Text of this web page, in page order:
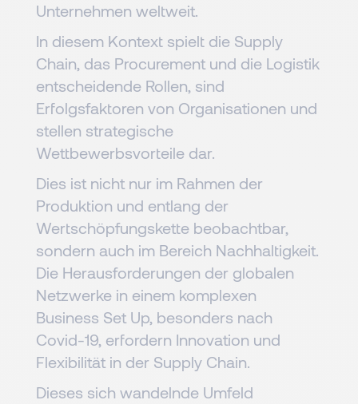
Unternehmen weltweit.
In diesem Kontext spielt die Supply
Chain, das Procurement und die Logistik
entscheidende Rollen, sind
Erfolgsfaktoren von Organisationen und
stellen strategische
Wettbewerbsvorteile dar.
Dies ist nicht nur im Rahmen der
Produktion und entlang der
Wertschöpfungskette beobachtbar,
sondern auch im Bereich Nachhaltigkeit.
Die Herausforderungen der globalen
Netzwerke in einem komplexen
Business Set Up, besonders nach
Covid-19, erfordern Innovation und
Flexibilität in der Supply Chain.
Dieses sich wandelnde Umfeld